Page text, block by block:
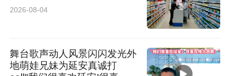
2026-08-04
舞台歌声动人风景闪闪发光外
地萌娃兄妹为延安真诚打